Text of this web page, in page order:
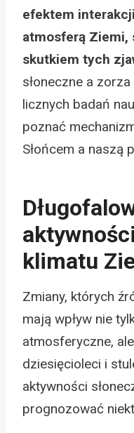
efektem
atmosferą Ziemi,
skutkiem tych
słoneczne a
licznych badań
poznać
Słońcem a naszą
klimatu
Zmiany, których
mają wpływ nie
atmosferyczne,
dziesięcioleci i
aktywności
prognozować